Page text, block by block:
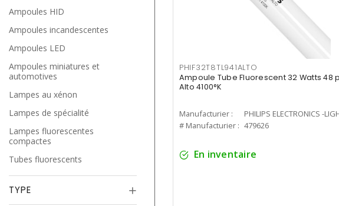
Ampoules HID
Ampoules incandescentes
Ampoules LED
Ampoules miniatures et
automotives
Lampes au xénon
Lampes de spécialité
Lampes fluorescentes
compactes
Tubes fluorescents
TYPE
PHIF32T8TL941ALTO
Ampoule Tube Fluorescent 32 Watts 48
Alto 4100°K
Manufacturier :
PHILIPS ELECTRONICS -
# Manufacturier : 479626
En inventaire